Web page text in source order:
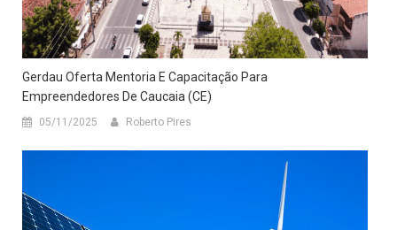
Gerdau Oferta Mentoria E Capacitação Para
Empreendedores De Caucaia (CE)
05/11/2025 Roberto Pires